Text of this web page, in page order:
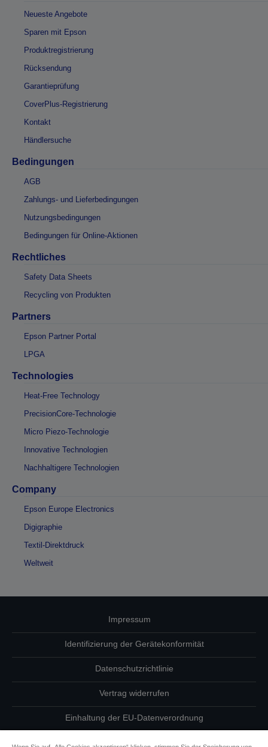
Neueste Angebote
Sparen mit Epson
Produktregistrierung
Rücksendung
Garantieprüfung
CoverPlus-Registrierung
Kontakt
Händlersuche
Bedingungen
AGB
Zahlungs- und Lieferbedingungen
Nutzungsbedingungen
Bedingungen für Online-Aktionen
Rechtliches
Safety Data Sheets
Recycling von Produkten
Partners
Epson Partner Portal
LPGA
Technologies
Heat-Free Technology
PrecisionCore-Technologie
Micro Piezo-Technologie
Innovative Technologien
Nachhaltigere Technologien
Company
Epson Europe Electronics
Digigraphie
Textil-Direktdruck
Weltweit
Impressum
Identifizierung der Gerätekonformität
Datenschutzrichtlinie
Vertrag widerrufen
Einhaltung der EU-Datenverordnung